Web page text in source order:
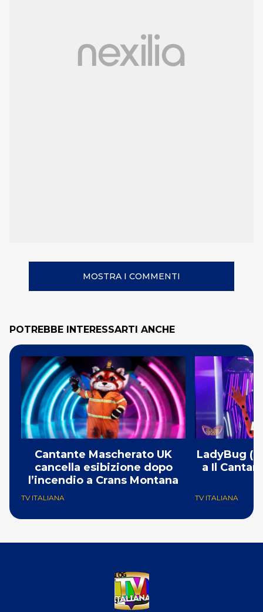
MOSTRA I COMMENTI
POTREBBE INTERESSARTI ANCHE
Cantante Mascherato UK
cancella esibizione dopo
l’incendio a Crans Montana
TV ITALIANA
LadyBug
a Il
TV ITALIANA